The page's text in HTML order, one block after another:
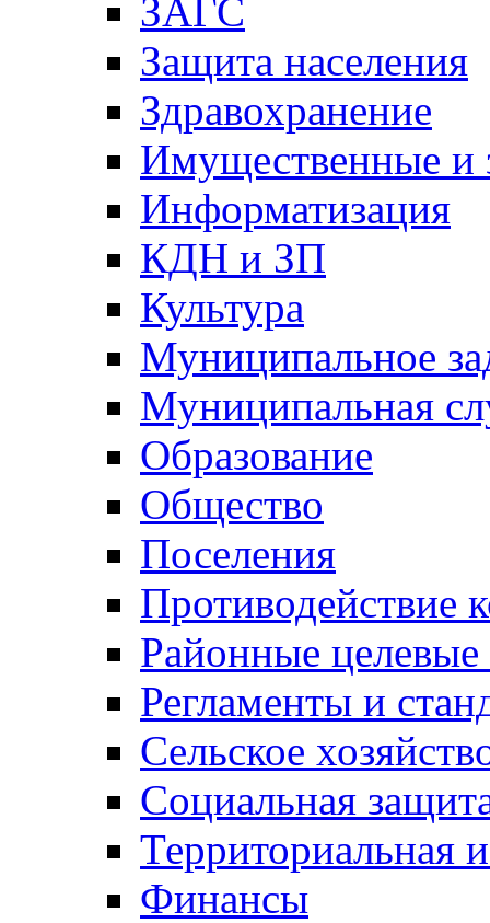
ЗАГС
Защита населения
Здравохранение
Имущественные и
Информатизация
КДН и ЗП
Культура
Муниципальное
Муниципальная
Образование
Общество
Поселения
Противодействие
Районные
Регламенты и
Сельское
Социальная
Территориальная
Финансы